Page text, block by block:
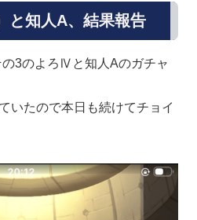
と知人A、結果報告
3のよろⅣと知人Aのガチャ
いたので本日も続けてチョイ